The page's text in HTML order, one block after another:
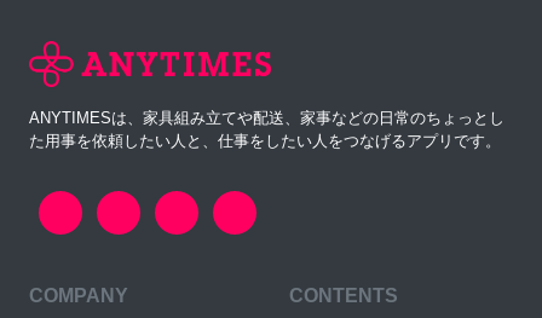
ANYTIMESは、家具組み立てや配送、家事などの日常のちょっとし
た用事を依頼したい人と、仕事をしたい人をつなげるアプリです。
COMPANY CONTENTS